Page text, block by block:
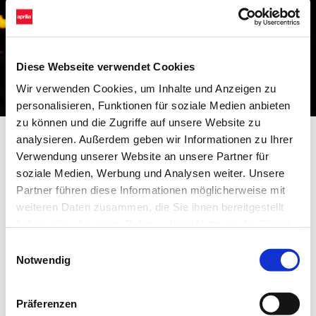
Diese Webseite verwendet Cookies
Wir verwenden Cookies, um Inhalte und Anzeigen zu
personalisieren, Funktionen für soziale Medien anbieten
zu können und die Zugriffe auf unsere Website zu
analysieren. Außerdem geben wir Informationen zu Ihrer
Verwendung unserer Website an unsere Partner für
soziale Medien, Werbung und Analysen weiter. Unsere
Partner führen diese Informationen möglicherweise mit
weiteren Daten zusammen, die Sie ihnen bereitgestellt
Notwendig
Präferenzen
Du hast schon eine Aprilia?
Hol dir deinen #bearacer-club-Ausweis.
Der #bearacer-club-Ausweis ist dein Schlüssel zu einer
- Regelmäßige Rabatte auf Zubehör und Originalersatzteile
- Einladungen zu speziellen Community-Aktivitäten